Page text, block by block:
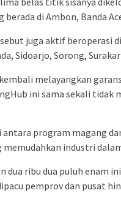
di Ambon, Banda
juga aktif beroperasi
Sidoarjo, Sorong,
melayangkan
ini sama sekali tidak
antara program magang
industri
dua ribu dua puluh enam
pemprov dan pusat